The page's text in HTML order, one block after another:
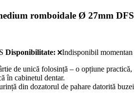
romboidale Ø 27mm DFS
Disponibilitate:
Indisponibil momentan
de unică folosință – o opțiune practică,
în cabinetul dentar.
din dozatorul de pahare datorită buzei